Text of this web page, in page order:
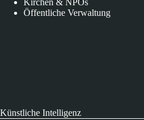
Kirchen & NPOs
Öffentliche Verwaltung
Künstliche Intelligenz